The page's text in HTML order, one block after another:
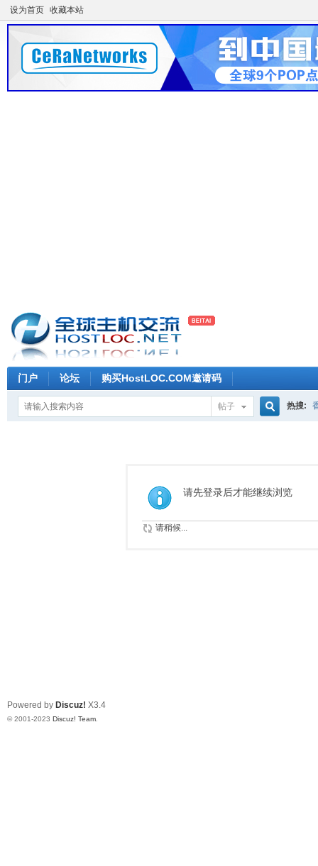
设为首页 收藏本站
门户 论坛 购买HostLOC.COM邀请码
帖子
索
热搜:
请先登录后才能继续浏览
请稍候...
Powered by Discuz! X3.4
© 2001-2023 Discuz! Team